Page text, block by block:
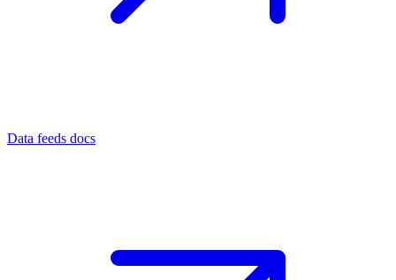
Data feeds docs